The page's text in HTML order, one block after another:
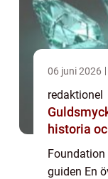
06 juni 2026
redaktionel
Guldsmycke
historia
guiden En